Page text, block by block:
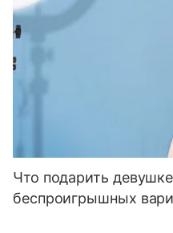
Что подарить
беспроигрышных